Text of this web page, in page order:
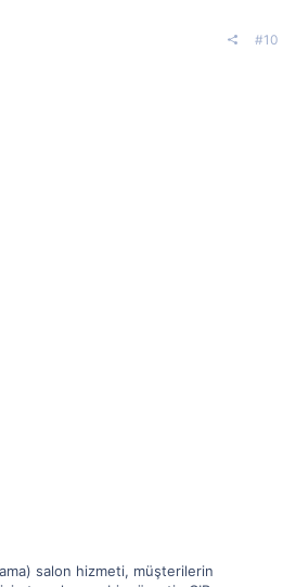
#10
salon hizmeti, müşterilerin